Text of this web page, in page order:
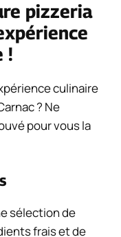
pizzeria
!
culinaire
? Ne
pour vous la
sélection de
frais et de